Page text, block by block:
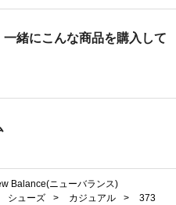
緒にこんな商品を購入して
Balance(ニューバランス)
シューズ > カジュアル >
373